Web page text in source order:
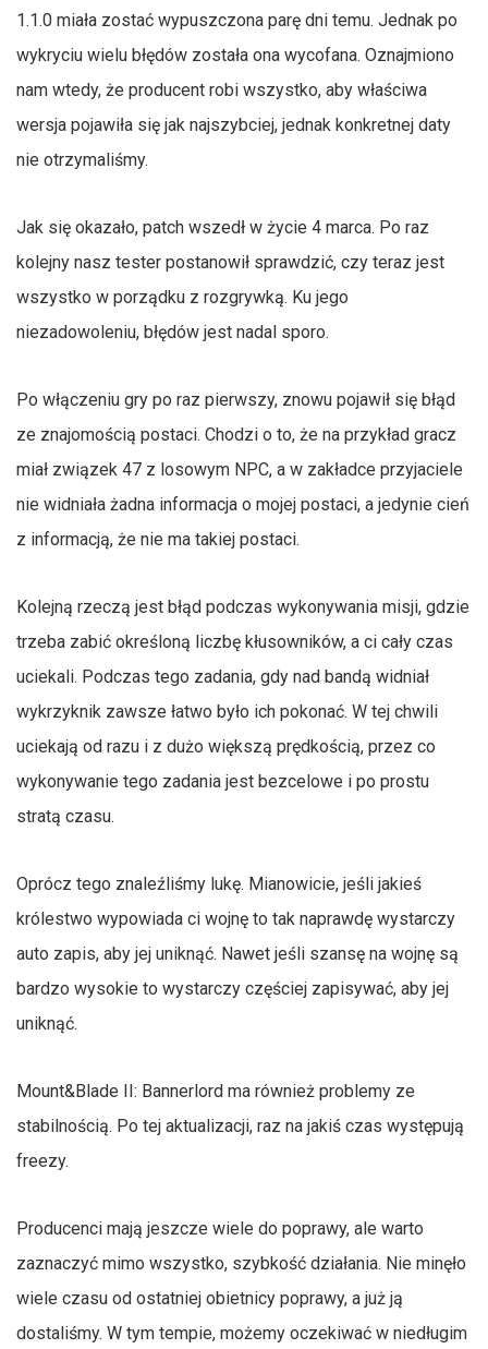
1.1.0 miała zostać wypuszczona parę dni temu. Jednak po
wykryciu wielu błędów została ona wycofana. Oznajmiono
nam wtedy, że producent robi wszystko, aby właściwa
wersja pojawiła się jak najszybciej, jednak konkretnej daty
nie otrzymaliśmy.
Jak się okazało, patch wszedł w życie 4 marca. Po raz
kolejny nasz tester postanowił sprawdzić, czy teraz jest
wszystko w porządku z rozgrywką. Ku jego
niezadowoleniu, błędów jest nadal sporo.
Po włączeniu gry po raz pierwszy, znowu pojawił się błąd
ze znajomością postaci. Chodzi o to, że na przykład gracz
miał związek 47 z losowym NPC, a w zakładce przyjaciele
nie widniała żadna informacja o mojej postaci, a jedynie cień
z informacją, że nie ma takiej postaci.
Kolejną rzeczą jest błąd podczas wykonywania misji, gdzie
trzeba zabić określoną liczbę kłusowników, a ci cały czas
uciekali. Podczas tego zadania, gdy nad bandą widniał
wykrzyknik zawsze łatwo było ich pokonać. W tej chwili
uciekają od razu i z dużo większą prędkością, przez co
wykonywanie tego zadania jest bezcelowe i po prostu
stratą czasu.
Oprócz tego znaleźliśmy lukę. Mianowicie, jeśli jakieś
królestwo wypowiada ci wojnę to tak naprawdę wystarczy
auto zapis, aby jej uniknąć. Nawet jeśli szansę na wojnę są
bardzo wysokie to wystarczy częściej zapisywać, aby jej
uniknąć.
Mount&Blade II: Bannerlord ma również problemy ze
stabilnością. Po tej aktualizacji, raz na jakiś czas występują
freezy.
Producenci mają jeszcze wiele do poprawy, ale warto
zaznaczyć mimo wszystko, szybkość działania. Nie minęło
wiele czasu od ostatniej obietnicy poprawy, a już ją
dostaliśmy. W tym tempie, możemy oczekiwać w niedługim